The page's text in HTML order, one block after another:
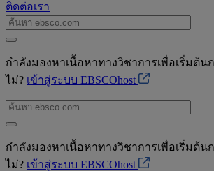
ติดต่อเรา
กำลังมองหาเนื้อหาทางวิชาการเพื่อเริ่มต้
ไม่? เข้าสู่ระบบ EBSCOhost
กำลังมองหาเนื้อหาทางวิชาการเพื่อเริ่มต้
ไม่? เข้าสู่ระบบ EBSCOhost